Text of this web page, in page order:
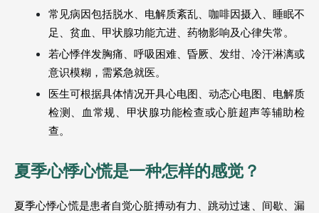
常见病因包括脱水、电解质紊乱、咖啡因摄入、睡眠不
足、贫血、甲状腺功能亢进、药物影响及心律失常。
若心悸伴发胸痛、呼吸困难、昏厥、发绀、冷汗淋漓或
意识模糊，需紧急就医。
医生可根据具体情况开具心电图、动态心电图、电解质
检测、血常规、甲状腺功能检查或心脏超声等辅助检
查。
夏季心悸心慌是一种怎样的感觉？
夏季心悸心慌是患者自觉心脏搏动有力、跳动过速、间歇、漏